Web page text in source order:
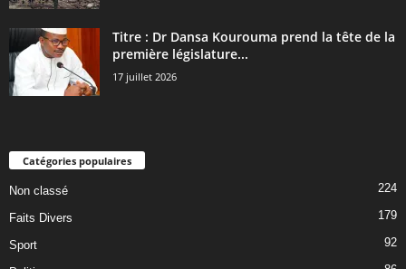
Titre : Dr Dansa Kourouma prend la tête de la
première législature...
17 juillet 2026
Catégories populaires
Non classé 224
Faits Divers 179
Sport 92